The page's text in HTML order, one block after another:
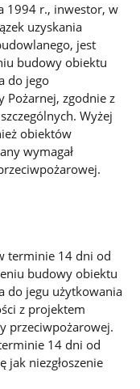
1994 r., inwestor, w
uzyskania
jest
budowy obiektu
do jego
Pożarnej, zgodnie z
Wyżej
obiektów
wymagał
terminie 14 dni od
budowy obiektu
do jegu użytkowania
z projektem
przeciwpożarowej.
14 dni od
niezgłoszenie